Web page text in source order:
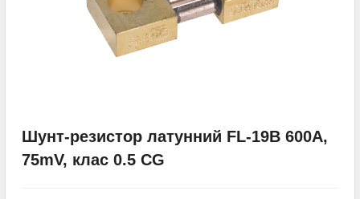
Шунт-резистор латунний FL-19B 600A,
75mV, клас 0.5 CG